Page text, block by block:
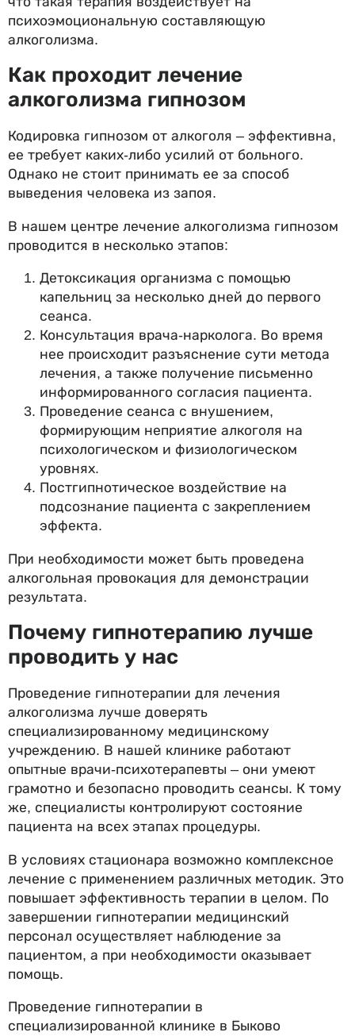
психоэмоциональную составляющую
алкоголизма.
Как проходит лечение
алкоголизма гипнозом
Кодировка гипнозом от алкоголя – эффективна,
ее требует каких-либо усилий от больного.
Однако не стоит принимать ее за способ
выведения человека из запоя.
В нашем центре лечение алкоголизма гипнозом
проводится в несколько этапов:
Детоксикация организма с помощью
капельниц за несколько дней до первого
сеанса.
Консультация врача-нарколога. Во время
нее происходит разъяснение сути метода
лечения, а также получение письменно
информированного согласия пациента.
Проведение сеанса с внушением,
формирующим неприятие алкоголя на
психологическом и физиологическом
уровнях.
Постгипнотическое воздействие на
подсознание пациента с закреплением
эффекта.
При необходимости может быть проведена
алкогольная провокация для демонстрации
результата.
Почему гипнотерапию лучше
проводить у нас
Проведение гипнотерапии для лечения
алкоголизма лучше доверять
специализированному медицинскому
учреждению. В нашей клинике работают
опытные врачи-психотерапевты – они умеют
грамотно и безопасно проводить сеансы. К тому
же, специалисты контролируют состояние
пациента на всех этапах процедуры.
В условиях стационара возможно комплексное
лечение с применением различных методик. Это
повышает эффективность терапии в целом. По
завершении гипнотерапии медицинский
персонал осуществляет наблюдение за
пациентом, а при необходимости оказывает
помощь.
Проведение гипнотерапии в
специализированной клинике в Быково